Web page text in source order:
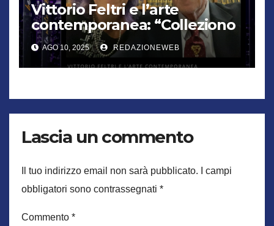
Vittorio Feltri e l’arte
contemporanea: “Colleziono
De Chirico. Cattelan? Un
genio”
AGO 10, 2025 REDAZIONEWEB
Lascia un commento
Il tuo indirizzo email non sarà pubblicato.
I campi
obbligatori sono contrassegnati *
Commento *